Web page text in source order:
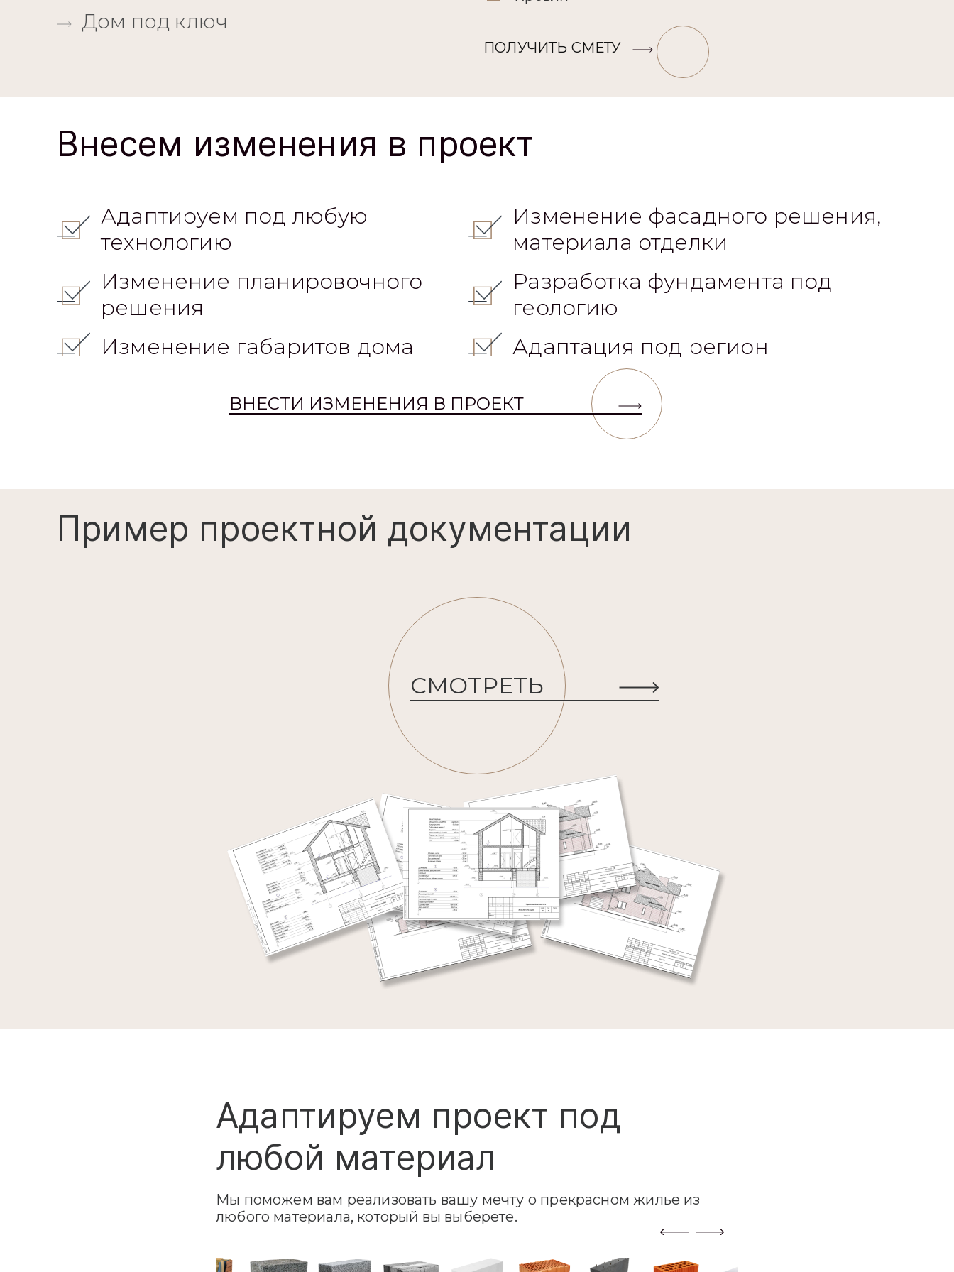
Дом под ключ
ПОЛУЧИТЬ СМЕТУ
Внесем изменения в проект
Адаптируем под любую
технологию
Изменение планировочного
решения
Изменение габаритов дома
Изменение фасадного решения,
материала отделки
Разработка фундамента под
геологию
Адаптация под регион
ВНЕСТИ ИЗМЕНЕНИЯ В ПРОЕКТ
Пример проектной документации
СМОТРЕТЬ
Адаптируем проект под
любой материал
Мы поможем вам реализовать вашу мечту о прекрасном жилье из
любого материала, который вы выберете.